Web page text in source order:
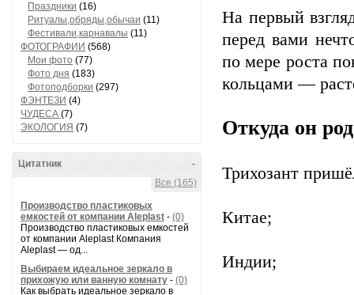
Праздники (16)
Ритуалы,обряды,обычаи (11)
Фестивали,карнавалы (11)
ФОТОГРАФИИ (568)
Мои фото (77)
Фото дня (183)
Фотоподборки (297)
ФЭНТЕЗИ (4)
ЧУДЕСА (7)
ЭКОЛОГИЯ (7)
-
Цитатник
Все (165)
Производство пластиковых
емкостей от компании Aleplast - (0)
Производство пластиковых емкостей
от компании Aleplast Компания
Aleplast — од...
Выбираем идеальное зеркало в
прихожую или ванную комнату - (0)
Как выбрать идеальное зеркало в
На первый
перед вами
по мере роста
кольцами —
Откуда он
Трихозант
Китае;
Индии;